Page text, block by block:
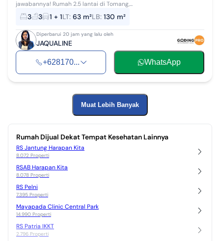
jawabannya! Rumah 2.5 lantai di Tomang,...
3 3 1 + 1LT: 63 m²LB: 130 m²
Diperbarui 20 jam yang lalu oleh
JAQUALINE
+628170... WhatsApp
Muat Lebih Banyak
Rumah Dijual Dekat Tempat Kesehatan Lainnya
RS Jantung Harapan Kita
8.072 Properti
RSAB Harapan Kita
8.078 Properti
RS Pelni
7.395 Properti
Mayapada Clinic Central Park
14.990 Properti
RS Patria IKKT
2.796 Properti